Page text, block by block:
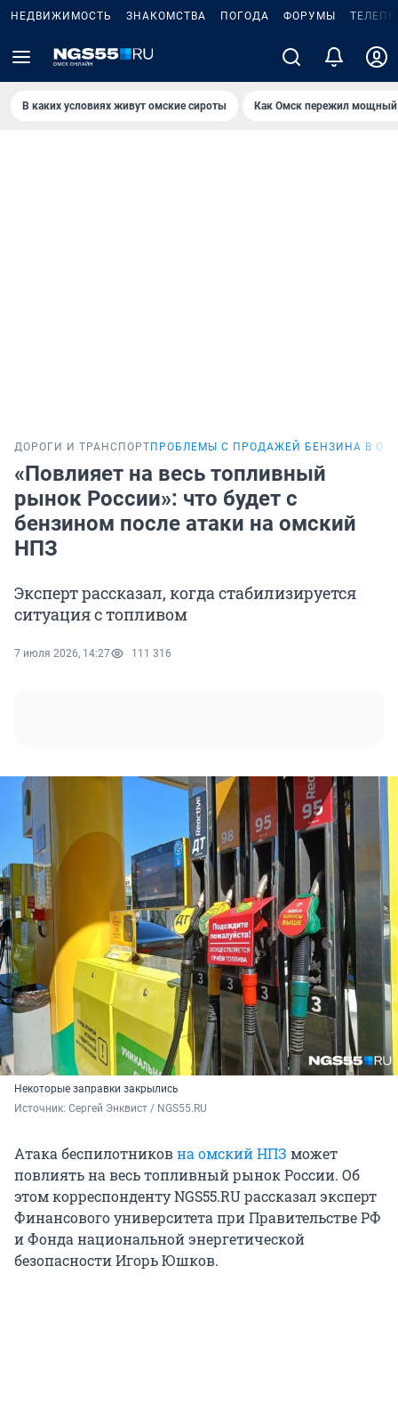
НЕДВИЖИМОСТЬ ЗНАКОМСТВА ПОГОДА ФОРУМЫ
В каких условиях живут омские сироты Как Омск пережил мощный
ДОРОГИ И ТРАНСПОРТ ПРОБЛЕМЫ С ПРОДАЖЕЙ БЕНЗИНА В
«Повлияет на весь топливный
рынок России»: что будет с
бензином после атаки на омский
НПЗ
Эксперт рассказал, когда стабилизируется
ситуация с топливом
7 июля 2026, 14:27 111 316
Некоторые заправки закрылись
Источник: Сергей Энквист / NGS55.RU
Атака беспилотниковна омский НПЗ может
повлиять на весь топливный рынок России. Об
этом корреспонденту NGS55.RU рассказал эксперт
Финансового университета при Правительстве РФ
и Фонда национальной энергетической
безопасности Игорь Юшков.